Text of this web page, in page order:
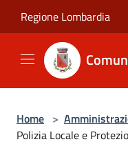
Regione Lombardia
Home >
Polizia Locale e